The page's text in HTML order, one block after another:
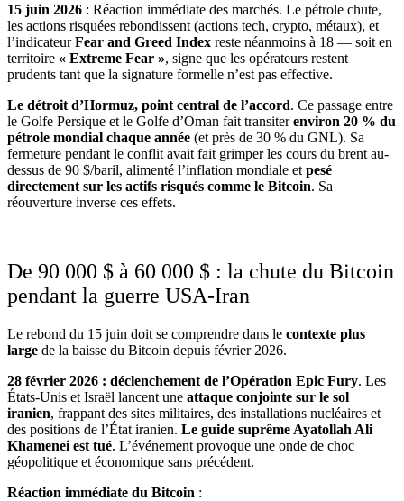
15 juin 2026 : Réaction immédiate des marchés. Le pétrole chute,
les actions risquées rebondissent (actions tech, crypto, métaux), et
l’indicateurFear and Greed Index reste néanmoins à 18 — soit en
territoire « Extreme Fear », signe que les opérateurs restent
prudents tant que la signature formelle n’est pas effective.
Le détroit d’Hormuz, point central de l’accord. Ce passage entre
le Golfe Persique et le Golfe d’Oman fait transiterenviron 20 % du
pétrole mondial chaque année (et près de 30 % du GNL). Sa
fermeture pendant le conflit avait fait grimper les cours du brent au-
dessus de 90 $/baril, alimenté l’inflation mondiale et pesé
directement sur les actifs risqués comme le Bitcoin. Sa
réouverture inverse ces effets.
De 90 000 $ à 60 000 $ : la chute du Bitcoin
pendant la guerre USA-Iran
Le rebond du 15 juin doit se comprendre dans le contexte plus
large de la baisse du Bitcoin depuis février 2026.
28 février 2026 : déclenchement de l’Opération Epic Fury. Les
États-Unis et Israël lancent une attaque conjointe sur le sol
iranien, frappant des sites militaires, des installations nucléaires et
des positions de l’État iranien. Le guide suprême Ayatollah Ali
Khamenei est tué. L’événement provoque une onde de choc
géopolitique et économique sans précédent.
Réaction immédiate du Bitcoin :